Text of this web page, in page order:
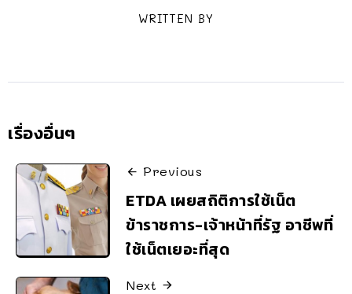
WRITTEN BY
เรื่องอื่นๆ
Previous
ETDA เผยสถิติการใช้เน็ต
ข้าราชการ-เจ้าหน้าที่รัฐ อาชีพที่
ใช้เน็ตเยอะที่สุด
Next